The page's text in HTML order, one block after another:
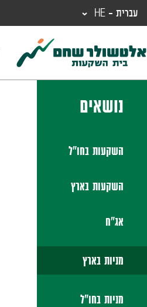
עברית - HE
נושאים
השקעות בחו"ל
השקעות בארץ
אג"ח
מניות בארץ
מניות בחו"ל